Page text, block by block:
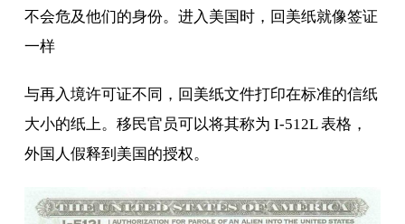
不会危及他们的身份。进入美国时，回美纸就像签证
一样
与再入境许可证不同，回美纸文件打印在标准的信纸
大小的纸上。移民官员可以将其称为 I-512L 表格，
外国人假释到美国的授权。